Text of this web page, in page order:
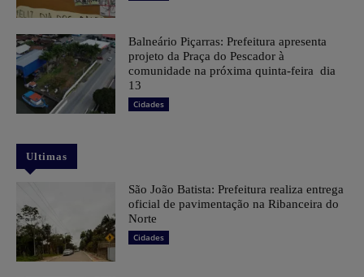
Balneário Piçarras: Prefeitura apresenta
projeto da Praça do Pescador à
comunidade na próxima quinta-feira dia
13
Cidades
Ultimas
São João Batista: Prefeitura realiza entrega
oficial de pavimentação na Ribanceira do
Norte
Cidades